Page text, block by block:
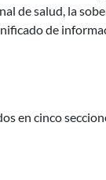
de salud, la
de
en cinco